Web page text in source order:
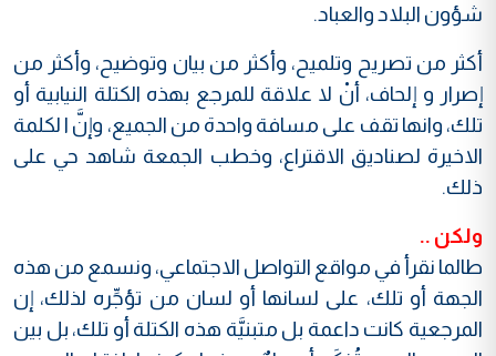
شؤون البلاد والعباد.
أكثر من تصريح وتلميح، وأكثر من بيان وتوضيح، وأكثر من
إصرار و إلحاف، أنْ لا علاقة للمرجع بهذه الكتلة النيابية أو
تلك، وانها تقف على مسافة واحدة من الجميع، وإنَّ ا لكلمة
الاخيرة لصناديق الاقتراع، وخطب الجمعة شاهد حي على
ذلك.
ولكن ..
طالما نقرأ في مواقع التواصل الاجتماعي، ونسمع من هذه
الجهة أو تلك، على لسانها أو لسان من تؤجِّره لذلك، إن
المرجعية كانت داعمة بل متبنيَّة هذه الكتلة أو تلك، بل بين